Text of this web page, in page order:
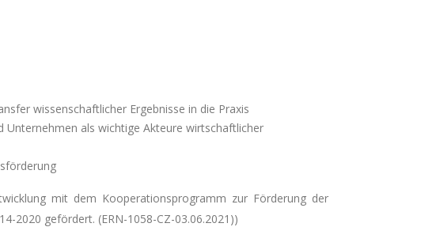
wissenschaftlicher Ergebnisse in die Praxis
als wichtige Akteure wirtschaftlicher
mit dem Kooperationsprogramm zur Förderung der
2020 gefördert. (ERN-1058-CZ-03.06.2021))